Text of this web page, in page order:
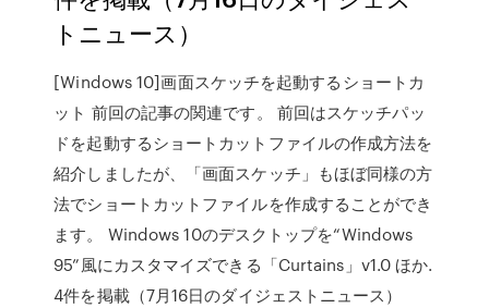
トニュース）
[Windows 10]画面スケッチを起動するショートカ
ット 前回の記事の関連です。 前回はスケッチパッ
ドを起動するショートカットファイルの作成方法を
紹介しましたが、「画面スケッチ」もほぼ同様の方
法でショートカットファイルを作成することができ
ます。 Windows 10のデスクトップを“Windows
95”風にカスタマイズできる「Curtains」v1.0 ほか.
4件を掲載（7月16日のダイジェストニュース）